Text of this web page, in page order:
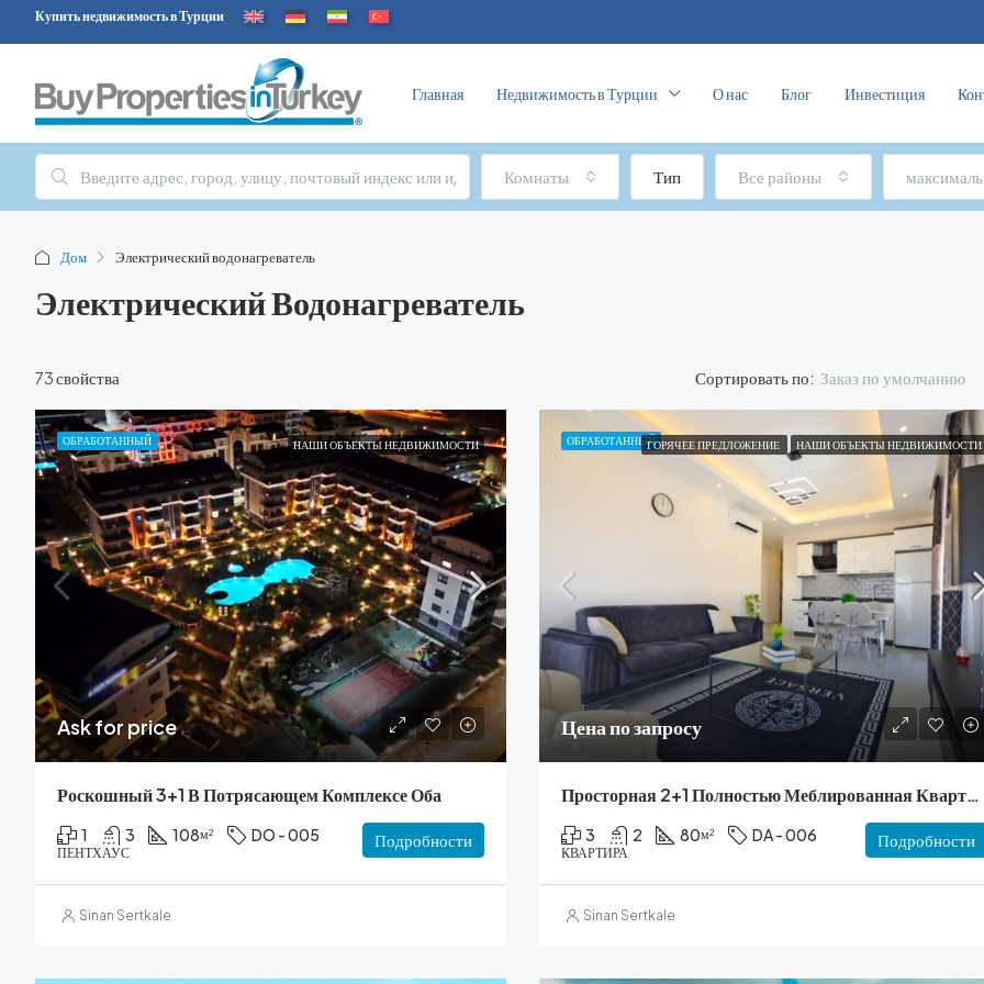
Купить недвижимость в Турции
Главная Недвижимость в Турции О нас Блог Инвестиция
Комнаты Тип Все районы
Дом Электрический водонагреватель
Электрический Водонагреватель
73 свойства Сортировать по: Заказ по умолчанию
ОБРАБОТАННЫЙ НАШИ ОБЪЕКТЫ НЕДВИЖИМОСТИ
Ask for price
Роскошный 3+1 В Потрясающем Комплексе Оба
1 3 108м² DO - 005
ПЕНТХАУС
Подробности
Sinan Sertkale
ОБРАБОТАННЫЙГОРЯЧЕЕ ПРЕДЛОЖЕНИЕ НАШИ ОБЪЕКТЫ НЕДВИЖИМОСТИ
Цена по запросу
Просторная 2+1 Полностью Меблированная Квартира С Видом На Море В Pine Garden
3 2 80м² DA - 006
КВАРТИРА
Подробности
Sinan Sertkale
Цена по запросу